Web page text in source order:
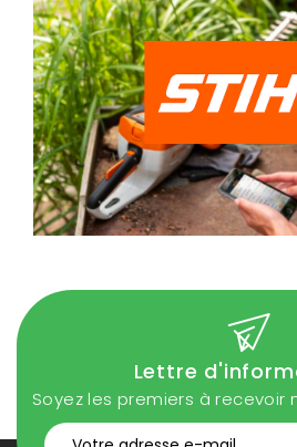
Lettre
Soyez les premiers à recevoir